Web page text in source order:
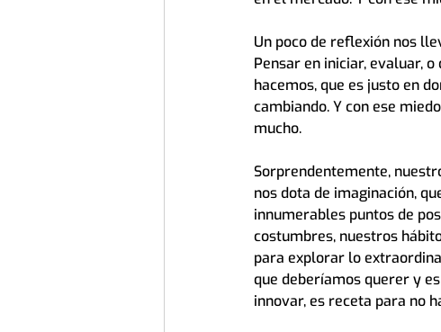
Un poco de reflexión nos
Pensar en iniciar, evaluar,
hacemos, que es justo en
cambiando. Y con ese
mucho.
Sorprendentemente,
nos dota de imaginación,
innumerables puntos de
costumbres, nuestros
para explorar lo
que deberíamos querer y
innovar, es receta para no